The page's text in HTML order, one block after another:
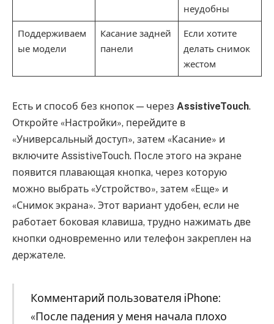
неудобны
Поддерживаем
ые модели
Касание задней
панели
Если хотите
делать снимок
жестом
Есть и способ без кнопок — через AssistiveTouch.
Откройте «Настройки», перейдите в
«Универсальный доступ», затем «Касание» и
включите AssistiveTouch. После этого на экране
появится плавающая кнопка, через которую
можно выбрать «Устройство», затем «Еще» и
«Снимок экрана». Этот вариант удобен, если не
работает боковая клавиша, трудно нажимать две
кнопки одновременно или телефон закреплен на
держателе.
Комментарий пользователя iPhone:
«После падения у меня начала плохо